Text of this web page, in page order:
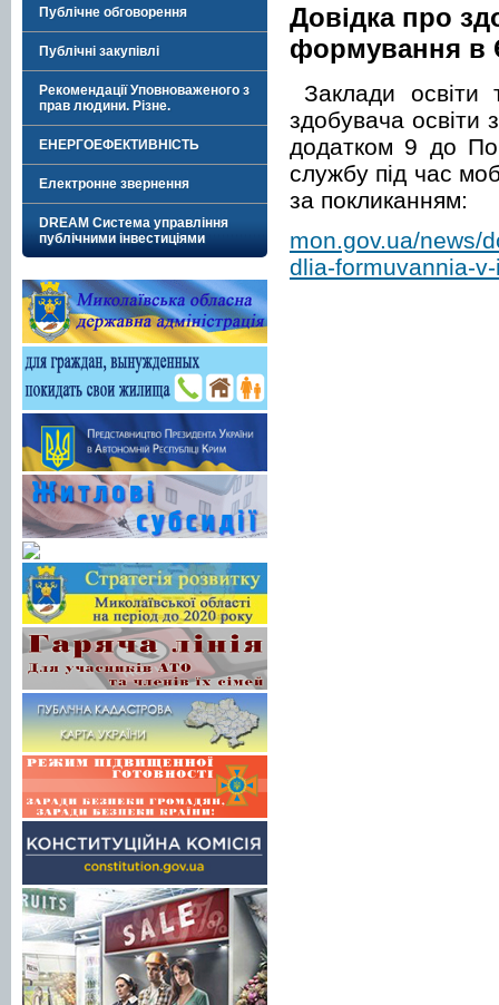
Публічне обговорення
Публічні закупівлі
Рекомендації Уповноваженого з
прав людини. Різне.
ЕНЕРГОЕФЕКТИВНІСТЬ
Електронне звернення
DREAM Система управління
публічними інвестиціями
Довідка про
формування
Заклади
здобувача
додатком 9 до
службу під час
за покликанням:
mon.gov.ua/news/
dlia-formuvannia-